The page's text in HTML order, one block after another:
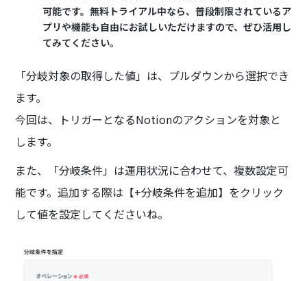
可能です。無料トライアル中なら、普段制限されているア
プリや機能も自由にお試しいただけますので、ぜひ活用し
てみてください。
「分岐対象の取得した値」は、プルダウンから選択でき
ます。
今回は、トリガーとなるNotionのアクションを対象と
します。
また、「分岐条件」は運用状況に合わせて、複数設定可
能です。追加する際は【+分岐条件を追加】をクリック
して値を設定してくださいね。